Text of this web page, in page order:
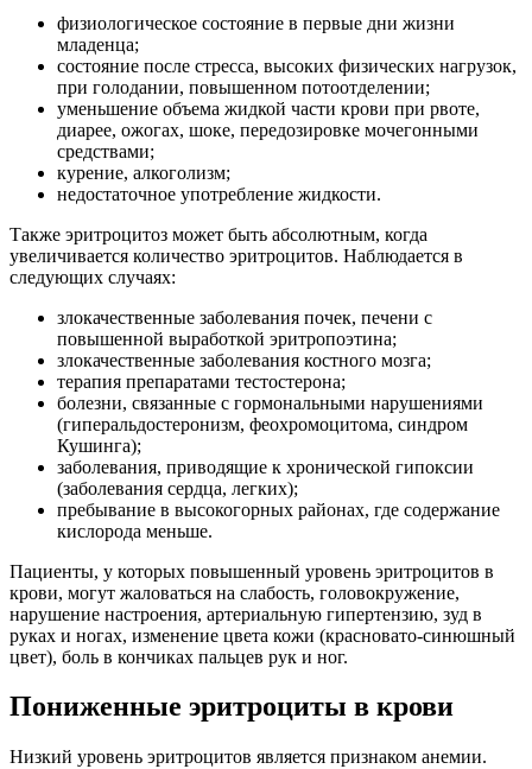
физиологическое состояние в первые дни жизни
младенца;
состояние после стресса, высоких физических нагрузок,
при голодании, повышенном потоотделении;
уменьшение объема жидкой части крови при рвоте,
диарее, ожогах, шоке, передозировке мочегонными
средствами;
курение, алкоголизм;
недостаточное употребление жидкости.
Также эритроцитоз может быть абсолютным, когда
увеличивается количество эритроцитов. Наблюдается в
следующих случаях:
злокачественные заболевания почек, печени с
повышенной выработкой эритропоэтина;
злокачественные заболевания костного мозга;
терапия препаратами тестостерона;
болезни, связанные с гормональными нарушениями
(гиперальдостеронизм, феохромоцитома, синдром
Кушинга);
заболевания, приводящие к хронической гипоксии
(заболевания сердца, легких);
пребывание в высокогорных районах, где содержание
кислорода меньше.
Пациенты, у которых повышенный уровень эритроцитов в
крови, могут жаловаться на слабость, головокружение,
нарушение настроения, артериальную гипертензию, зуд в
руках и ногах, изменение цвета кожи (красновато-синюшный
цвет), боль в кончиках пальцев рук и ног.
Пониженные эритроциты в крови
Низкий уровень эритроцитов является признаком анемии.